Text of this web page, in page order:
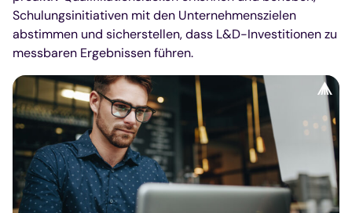
Schulungsinitiativen mit den Unternehmenszielen
abstimmen und sicherstellen, dass L&D-Investitionen zu
messbaren Ergebnissen führen.